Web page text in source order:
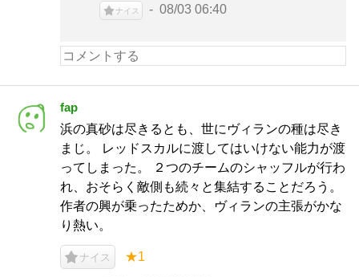
ナイス 08/03 06:40
fap
浜の真砂は尽きるとも、世にヴィランの種は尽き
まじ。 レッドスカルに渡してはいけない能力が渡
ってしまった。 ２つのチームのシャッフルが行わ
れ、おそらく敵側も続々と集結することだろう。
作者の興が乗ったためか、ヴィランの主張がかな
り熱い。
ナイス ★1